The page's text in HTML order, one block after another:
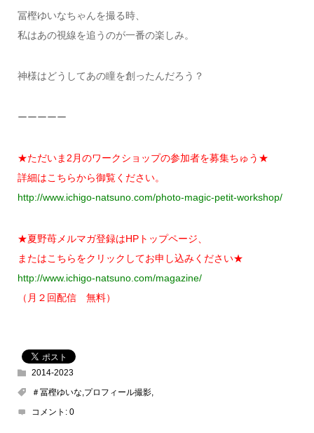
冨樫ゆいなちゃんを撮る時、
私はあの視線を追うのが一番の楽しみ。
神様はどうしてあの瞳を創ったんだろう？
ーーーーー
★ただいま2月のワークショップの参加者を募集ちゅう★
詳細はこちらから御覧ください。
http://www.ichigo-natsuno.com/photo-magic-petit-workshop/
★夏野苺メルマガ登録はHPトップページ、
またはこちらをクリックしてお申し込みください★
http://www.ichigo-natsuno.com/magazine/
（月２回配信 無料）
2014-2023
＃冨樫ゆいな,プロフィール撮影,
コメント: 0